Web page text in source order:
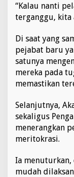
“Kalau nanti
terganggu, kita
Di saat yang
pejabat baru
satunya
mereka pada
memastikan
Selanjutnya,
sekaligus
menerangkan
meritokrasi.
Ia
mudah